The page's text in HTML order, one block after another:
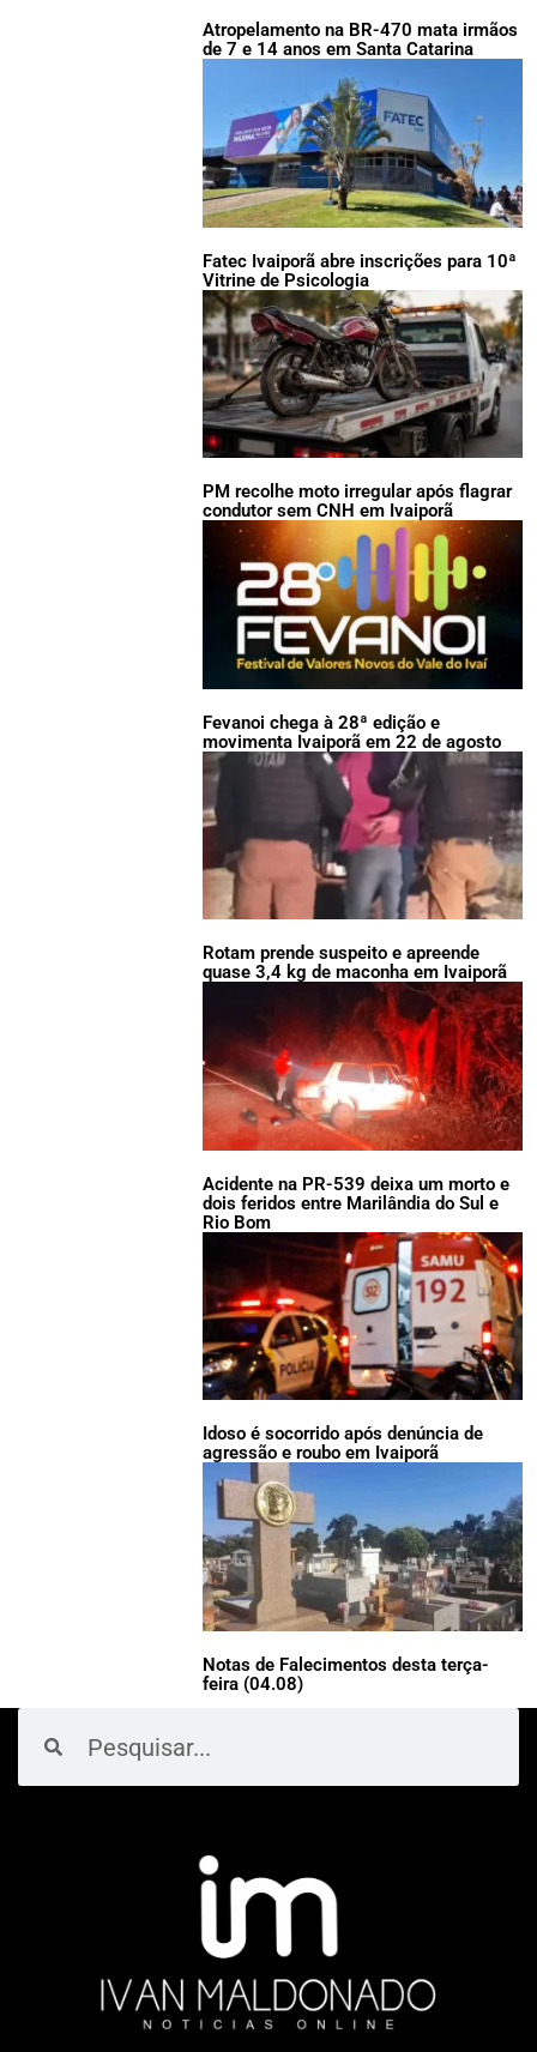
Atropelamento na BR-470 mata irmãos
de 7 e 14 anos em Santa Catarina
Fatec Ivaiporã abre inscrições para 10ª
Vitrine de Psicologia
PM recolhe moto irregular após flagrar
condutor sem CNH em Ivaiporã
Fevanoi chega à 28ª edição e
movimenta Ivaiporã em 22 de agosto
Rotam prende suspeito e apreende
quase 3,4 kg de maconha em Ivaiporã
Acidente na PR-539 deixa um morto e
dois feridos entre Marilândia do Sul e
Rio Bom
Idoso é socorrido após denúncia de
agressão e roubo em Ivaiporã
Notas de Falecimentos desta terça-
feira (04.08)